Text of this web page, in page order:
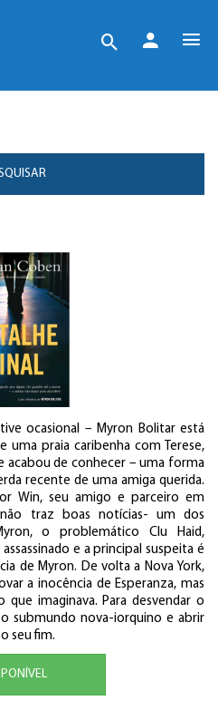
ocasional – Myron Bolitar está
uma praia caribenha com Terese,
acabou de conhecer – uma forma
recente de uma amiga querida.
Win, seu amigo e parceiro em
não traz boas notícias- um dos
o problemático Clu Haid,
e a principal suspeita é
de Myron. De volta a Nova York,
a inocência de Esperanza, mas
imaginava. Para desvendar o
submundo nova-iorquino e abrir
seu fim.